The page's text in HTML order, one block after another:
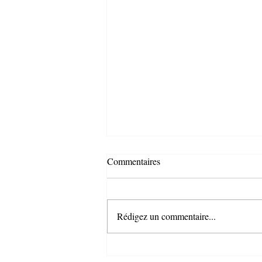
Si l'USSP m'était contée...
Commentaires
Rédigez un commentaire...